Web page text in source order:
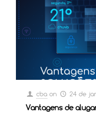
cba on 24 de
Vantagens de